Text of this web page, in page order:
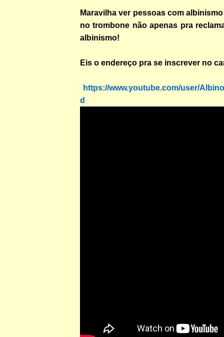
Maravilha ver pessoas com
no trombone não apenas pra
albinismo!
Eis o endereço pra se inscrever no
https://www.youtube.com/user/
d